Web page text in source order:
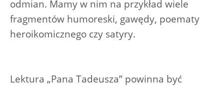
odmian. Mamy w nim na przykład wiele
fragmentów humoreski, gawędy, poematy
heroikomicznego czy satyry.
Lektura „Pana Tadeusza” powinna być